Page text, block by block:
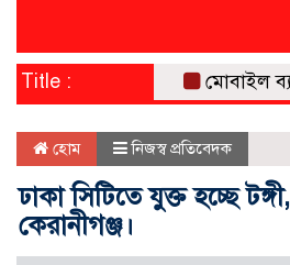
Title : মোবাইল
হোম নিজস্ব প্রতিবেদক
ঢাকা সিটিতে যুক্ত হচ্ছে
কেরানীগঞ্জ।